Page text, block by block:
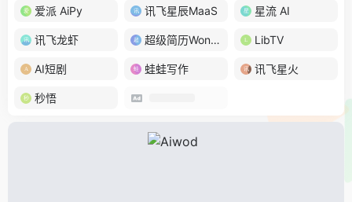
爱派 AiPy 讯飞星辰MaaS 星流 AI
讯飞龙虾 超级简历WonderCV LibTV
AI短剧 蛙蛙写作 讯飞星火
秒悟